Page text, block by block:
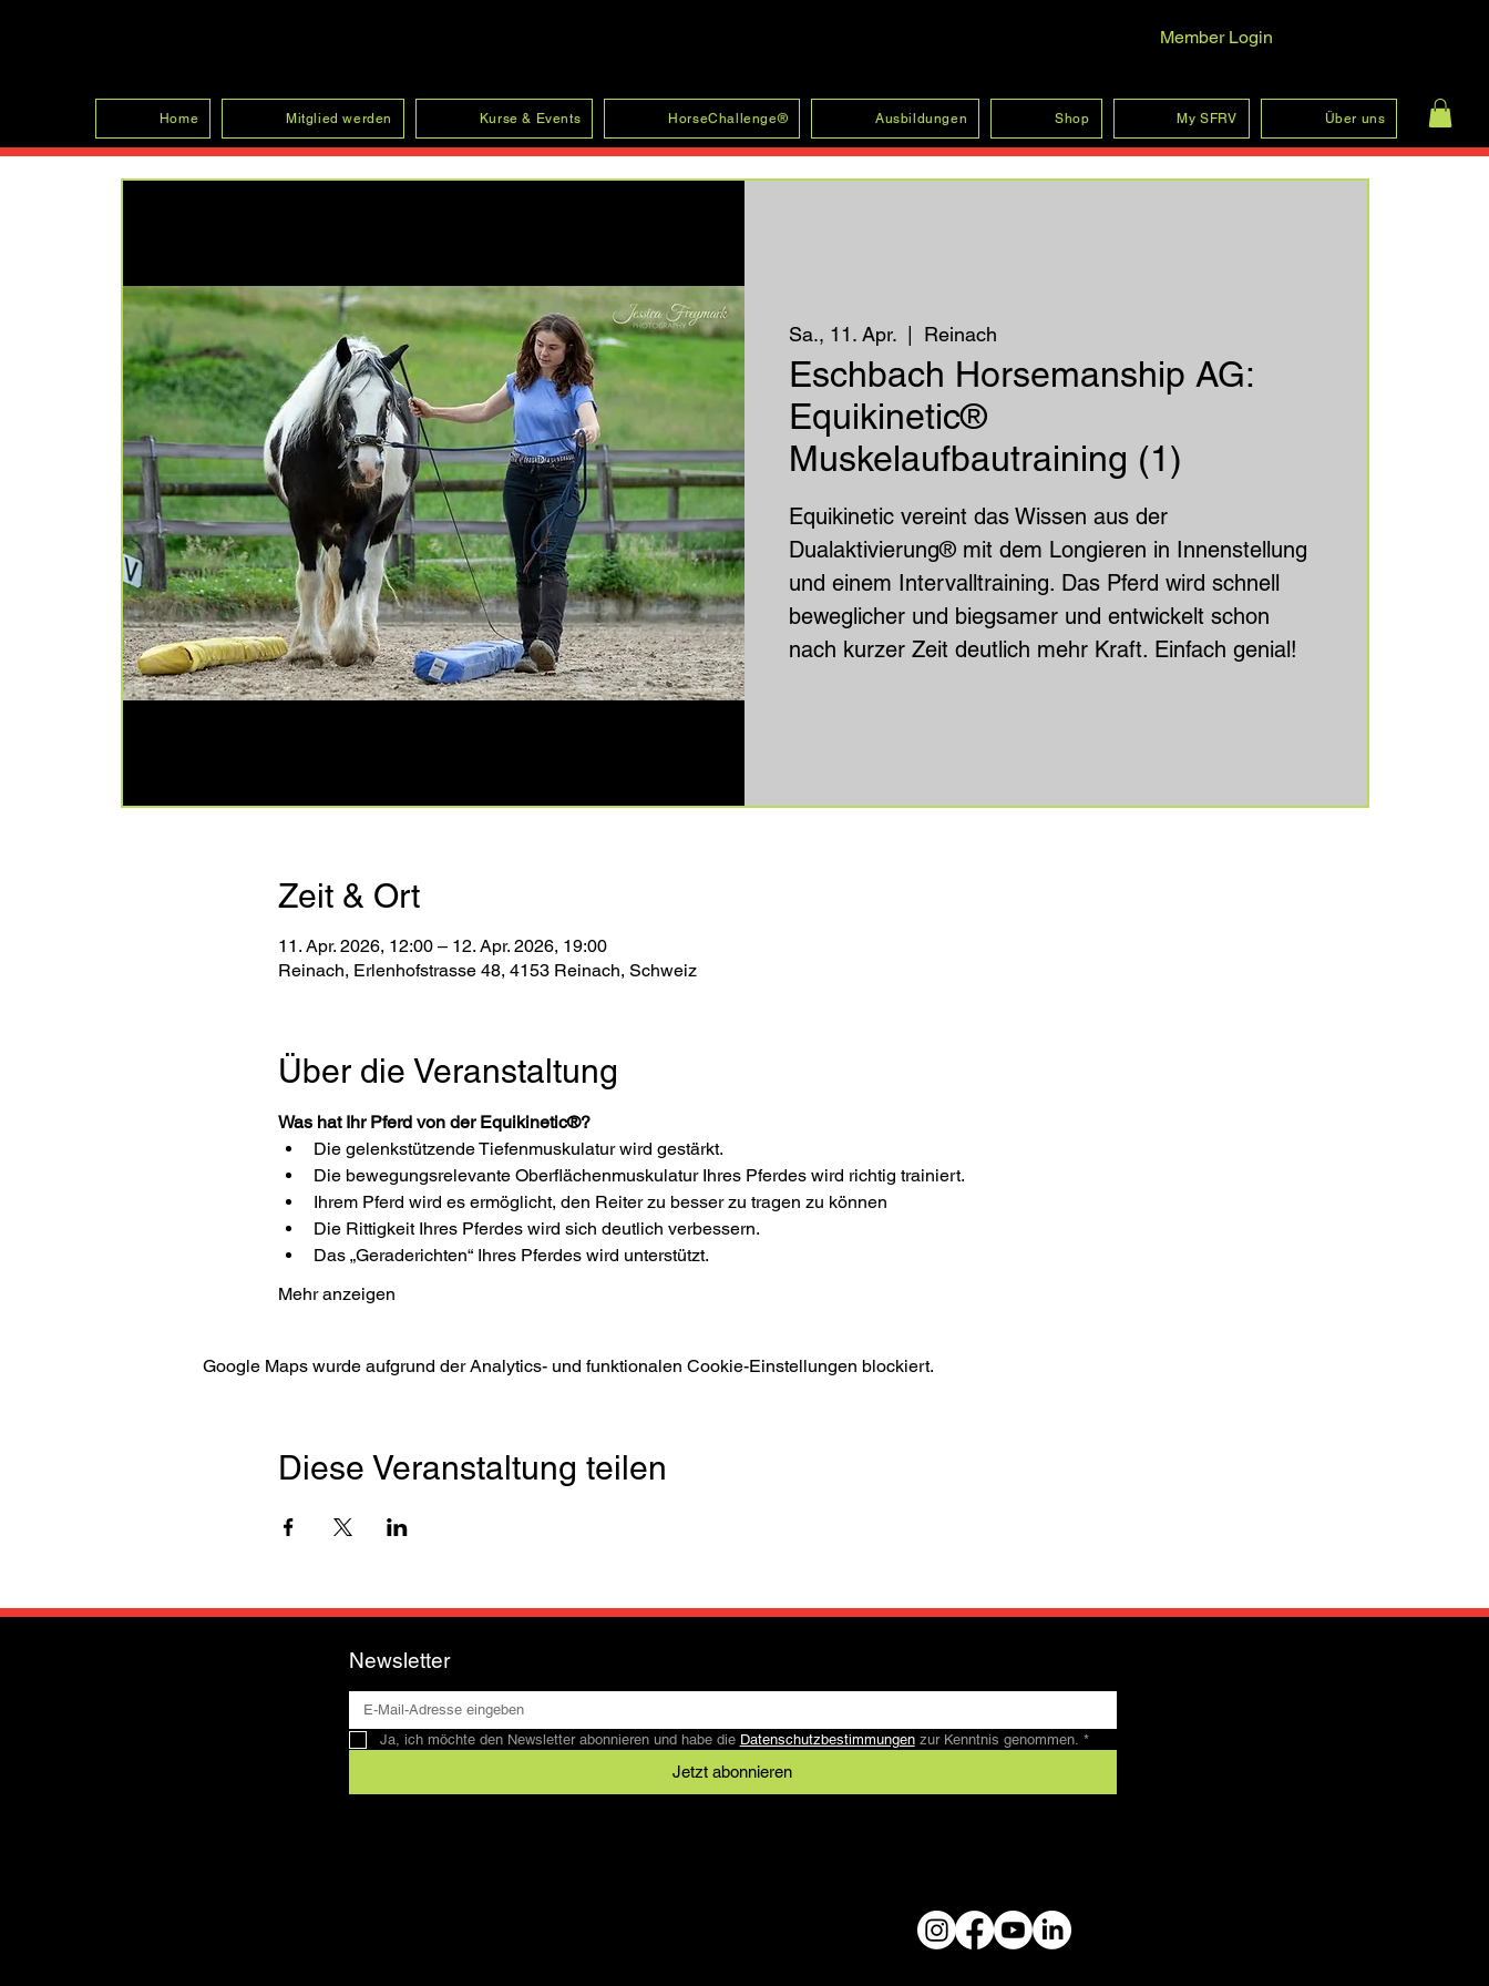
Anmelden
Member Login
Home Mitglied werden Kurse & Events HorseChallenge® Ausbildungen Shop My SFRV Über uns
Sa., 11. Apr.
  |
Reinach
Eschbach Horsemanship AG:
Equikinetic®
Muskelaufbautraining (1)
Equikinetic vereint das Wissen aus der
Dualaktivierung® mit dem Longieren in Innenstellung
und einem Intervalltraining. Das Pferd wird schnell
beweglicher und biegsamer und entwickelt schon
nach kurzer Zeit deutlich mehr Kraft. Einfach genial!
Zeit & Ort
11. Apr. 2026, 12:00 – 12. Apr. 2026, 19:00
Reinach, Erlenhofstrasse 48, 4153 Reinach, Schweiz
Über die Veranstaltung
Was hat Ihr Pferd von der Equikinetic®?
Die gelenkstützende Tiefenmuskulatur wird gestärkt.
Die bewegungsrelevante Oberflächenmuskulatur Ihres Pferdes wird richtig trainiert.
Ihrem Pferd wird es ermöglicht, den Reiter zu besser zu tragen zu können
Die Rittigkeit Ihres Pferdes wird sich deutlich verbessern.
Das „Geraderichten“ Ihres Pferdes wird unterstützt.
Mehr anzeigen
Google Maps wurde aufgrund der Analytics- und funktionalen Cookie-Einstellungen blockiert.
Diese Veranstaltung teilen
Newsletter
Ja, ich möchte den Newsletter abonnieren und habe die Datenschutzbestimmungen zur Kenntnis genommen. *
Jetzt abonnieren